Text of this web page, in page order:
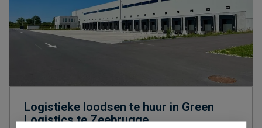
Logistieke loodsen te huur in Green
Logistics te Zeebrugge